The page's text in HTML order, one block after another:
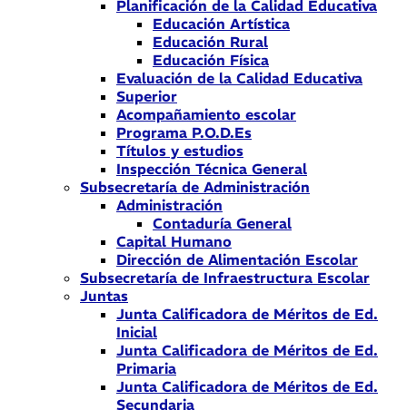
Planificación de la Calidad Educativa
Educación Artística
Educación Rural
Educación Física
Evaluación de la Calidad Educativa
Superior
Acompañamiento escolar
Programa P.O.D.Es
Títulos y estudios
Inspección Técnica General
Subsecretaría de Administración
Administración
Contaduría General
Capital Humano
Dirección de Alimentación Escolar
Subsecretaría de Infraestructura Escolar
Juntas
Junta Calificadora de Méritos de Ed.
Inicial
Junta Calificadora de Méritos de Ed.
Primaria
Junta Calificadora de Méritos de Ed.
Secundaria